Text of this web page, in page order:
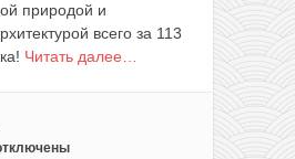
природой и
всего за 113
Читать далее…